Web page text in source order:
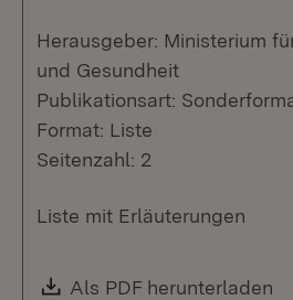
Herausgeber: Ministerium
und Gesundheit
Publikationsart:
Format: Liste
Seitenzahl: 2
Liste mit Erläuterungen
Download:
Als PDF herunterladen